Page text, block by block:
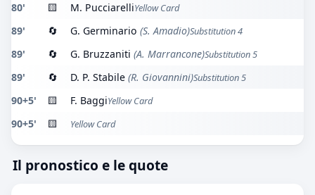
80' 🟨 M. PucciarelliYellow Card
89' 🔄 G. Germinario (S. Amadio)Substitution 4
89' 🔄 G. Bruzzaniti (A. Marrancone)Substitution 5
89' 🔄 D. P. Stabile (R. Giovannini)Substitution 5
90+5' 🟨 F. BaggiYellow Card
90+5' 🟨 Yellow Card
Il pronostico e le quote